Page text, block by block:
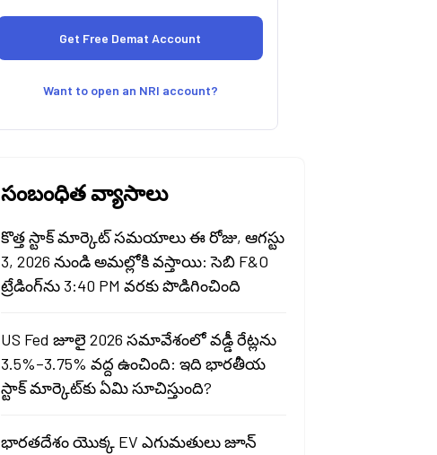
Want to open an NRI account?
సంబంధిత వ్యాసాలు
కొత్త స్టాక్ మార్కెట్ సమయాలు ఈ రోజు, ఆగస్టు
3, 2026 నుండి అమల్లోకి వస్తాయి: సెబి F&O
ట్రేడింగ్‌ను 3:40 PM వరకు పొడిగించింది
US Fed జూలై 2026 సమావేశంలో వడ్డీ రేట్లను
3.5%–3.75% వద్ద ఉంచింది: ఇది భారతీయ
స్టాక్ మార్కెట్‌కు ఏమి సూచిస్తుంది?
భారతదేశం యొక్క EV ఎగుమతులు జూన్